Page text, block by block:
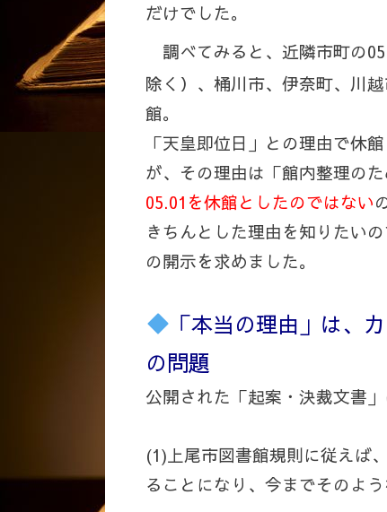
だけでした。
調べてみると、近隣市町の
除く）、桶川市、伊奈町、川
館。
「天皇即位日」との理由で休
が、その理由は「館内整理のた
05.01を休館としたのではない
きちんとした理由を知りたい
の開示を求めました。
「本当の理由」は、
の問題
公開された「起案・決裁文書
(1)上尾市図書館規則に従えば
ることになり、今までそのよ